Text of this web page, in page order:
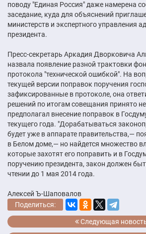
поводу "Единая Россия" даже намерена
заседание, куда для объяснений
министерств и экспертного управления
президента.
Пресс-секретарь Аркадия Дворковича
назвала появление разной трактовки
протокола "технической ошибкой". На
текущей версии поправок поручения
зафиксированные в протоколе, она
решений по итогам совещания принято
предполагал внесение поправок в
текущего года. "Дорабатываться
будет уже в аппарате правительства,—
в Белом доме,— но найдется множество
которые захотят его поправить и в
поручению президента, закон должен
чтении до 1 мая 2014 года.
Алексей Ъ-Шаповалов
Поделиться:
Следующая